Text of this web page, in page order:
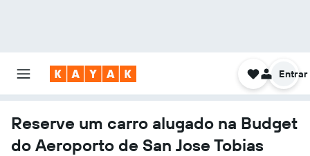
Entrar
Reserve um carro alugado na Budget
do Aeroporto de San Jose Tobias